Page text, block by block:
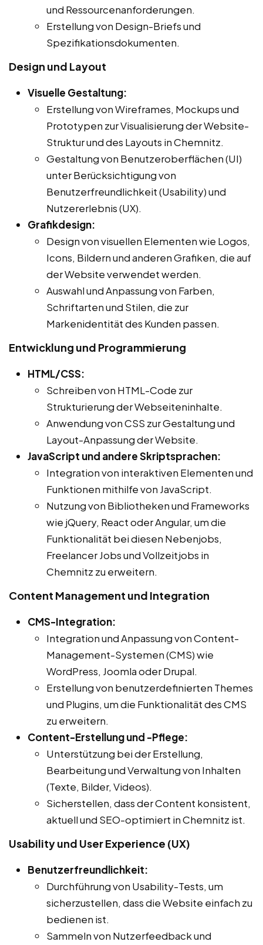
und Ressourcenanforderungen.
Erstellung von Design-Briefs und
Spezifikationsdokumenten.
Design und Layout
Visuelle Gestaltung:
Erstellung von Wireframes, Mockups und
Prototypen zur Visualisierung der Website-
Struktur und des Layouts in Chemnitz.
Gestaltung von Benutzeroberflächen (UI)
unter Berücksichtigung von
Benutzerfreundlichkeit (Usability) und
Nutzererlebnis (UX).
Grafikdesign:
Design von visuellen Elementen wie Logos,
Icons, Bildern und anderen Grafiken, die auf
der Website verwendet werden.
Auswahl und Anpassung von Farben,
Schriftarten und Stilen, die zur
Markenidentität des Kunden passen.
Entwicklung und Programmierung
HTML/CSS:
Schreiben von HTML-Code zur
Strukturierung der Webseiteninhalte.
Anwendung von CSS zur Gestaltung und
Layout-Anpassung der Website.
JavaScript und andere Skriptsprachen:
Integration von interaktiven Elementen und
Funktionen mithilfe von JavaScript.
Nutzung von Bibliotheken und Frameworks
wie jQuery, React oder Angular, um die
Funktionalität bei diesen Nebenjobs,
Freelancer Jobs und Vollzeitjobs in
Chemnitz zu erweitern.
Content Management und Integration
CMS-Integration:
Integration und Anpassung von Content-
Management-Systemen (CMS) wie
WordPress, Joomla oder Drupal.
Erstellung von benutzerdefinierten Themes
und Plugins, um die Funktionalität des CMS
zu erweitern.
Content-Erstellung und -Pflege:
Unterstützung bei der Erstellung,
Bearbeitung und Verwaltung von Inhalten
(Texte, Bilder, Videos).
Sicherstellen, dass der Content konsistent,
aktuell und SEO-optimiert in Chemnitz ist.
Usability und User Experience (UX)
Benutzerfreundlichkeit:
Durchführung von Usability-Tests, um
sicherzustellen, dass die Website einfach zu
bedienen ist.
Sammeln von Nutzerfeedback und